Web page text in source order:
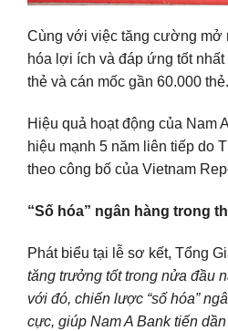
Cùng với việc tăng cường mở
hóa lợi ích và đáp ứng tốt
thẻ và cán mốc gần 60.000 thẻ.
Hiệu quả hoạt động của Nam
hiệu mạnh 5 năm liên tiếp do
theo công bố của Vietnam
“Số hóa” ngân hàng trong
Phát biểu tại lễ sơ kết, Tổng
tăng trưởng tốt trong nửa đầu
với đó, chiến lược “số hóa”
cực, giúp Nam A Bank tiến